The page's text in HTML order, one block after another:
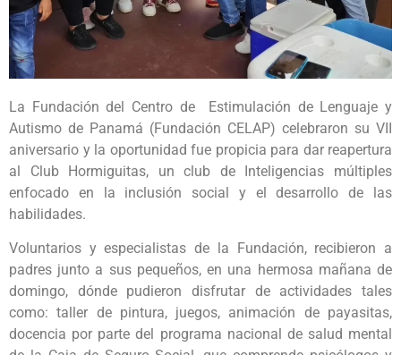
La Fundación del Centro de Estimulación de Lenguaje y
Autismo de Panamá (Fundación CELAP) celebraron su VII
aniversario y la oportunidad fue propicia para dar reapertura
al Club Hormiguitas, un club de Inteligencias múltiples
enfocado en la inclusión social y el desarrollo de las
habilidades.
Voluntarios y especialistas de la Fundación, recibieron a
padres junto a sus pequeños, en una hermosa mañana de
domingo, dónde pudieron disfrutar de actividades tales
como: taller de pintura, juegos, animación de payasitas,
docencia por parte del programa nacional de salud mental